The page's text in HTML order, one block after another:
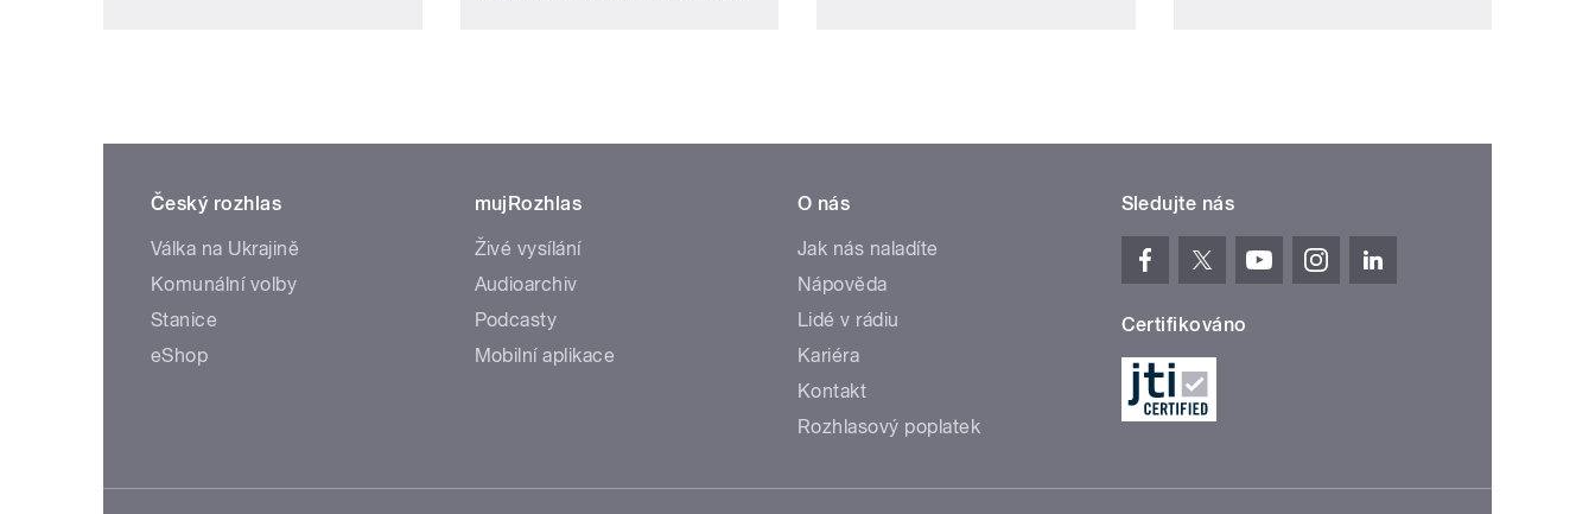
Český rozhlas
Válka na Ukrajině
Komunální volby
Stanice
eShop
mujRozhlas
Živé vysílání
Audioarchiv
Podcasty
Mobilní aplikace
O nás
Jak nás naladíte
Nápověda
Lidé v rádiu
Kariéra
Kontakt
Rozhlasový poplatek
Sledujte nás
Certifikováno